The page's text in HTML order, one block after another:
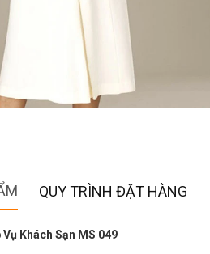
QUY TRÌNH ĐẶT HÀNG
Khách Sạn MS 049